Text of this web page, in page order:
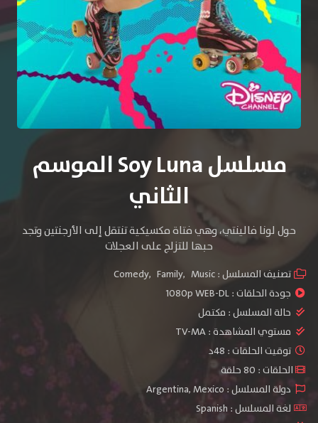
مسلسل Soy Luna الموسم
الثاني
حول لونا فالينتي، وهي فتاة مكسيكية تنتقل إلى الأرجنتين وتجد
حبها للتزلج على العجلات
تصنيف المسلسل : Comedy, Family, Music
جودة الحلقات :1080p WEB-DL
حالة المسلسل : مكتمل
مستوي المشاهدة :TV-MA
توقيت الحلقات : 48د
الحلقات : 80 حلقة
دولة المسلسل : Argentina, Mexico
لغة المسلسل : Spanish